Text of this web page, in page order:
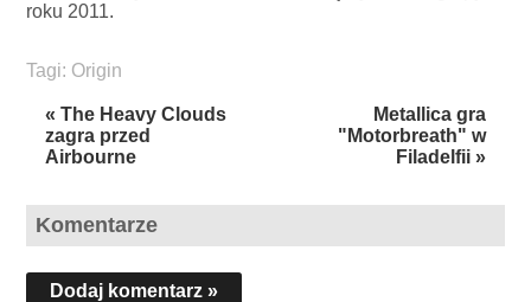
roku 2011.
Tagi: Origin
« The Heavy Clouds
zagra przed
Airbourne
Metallica gra
"Motorbreath" w
Filadelfii »
Komentarze
Dodaj komentarz »